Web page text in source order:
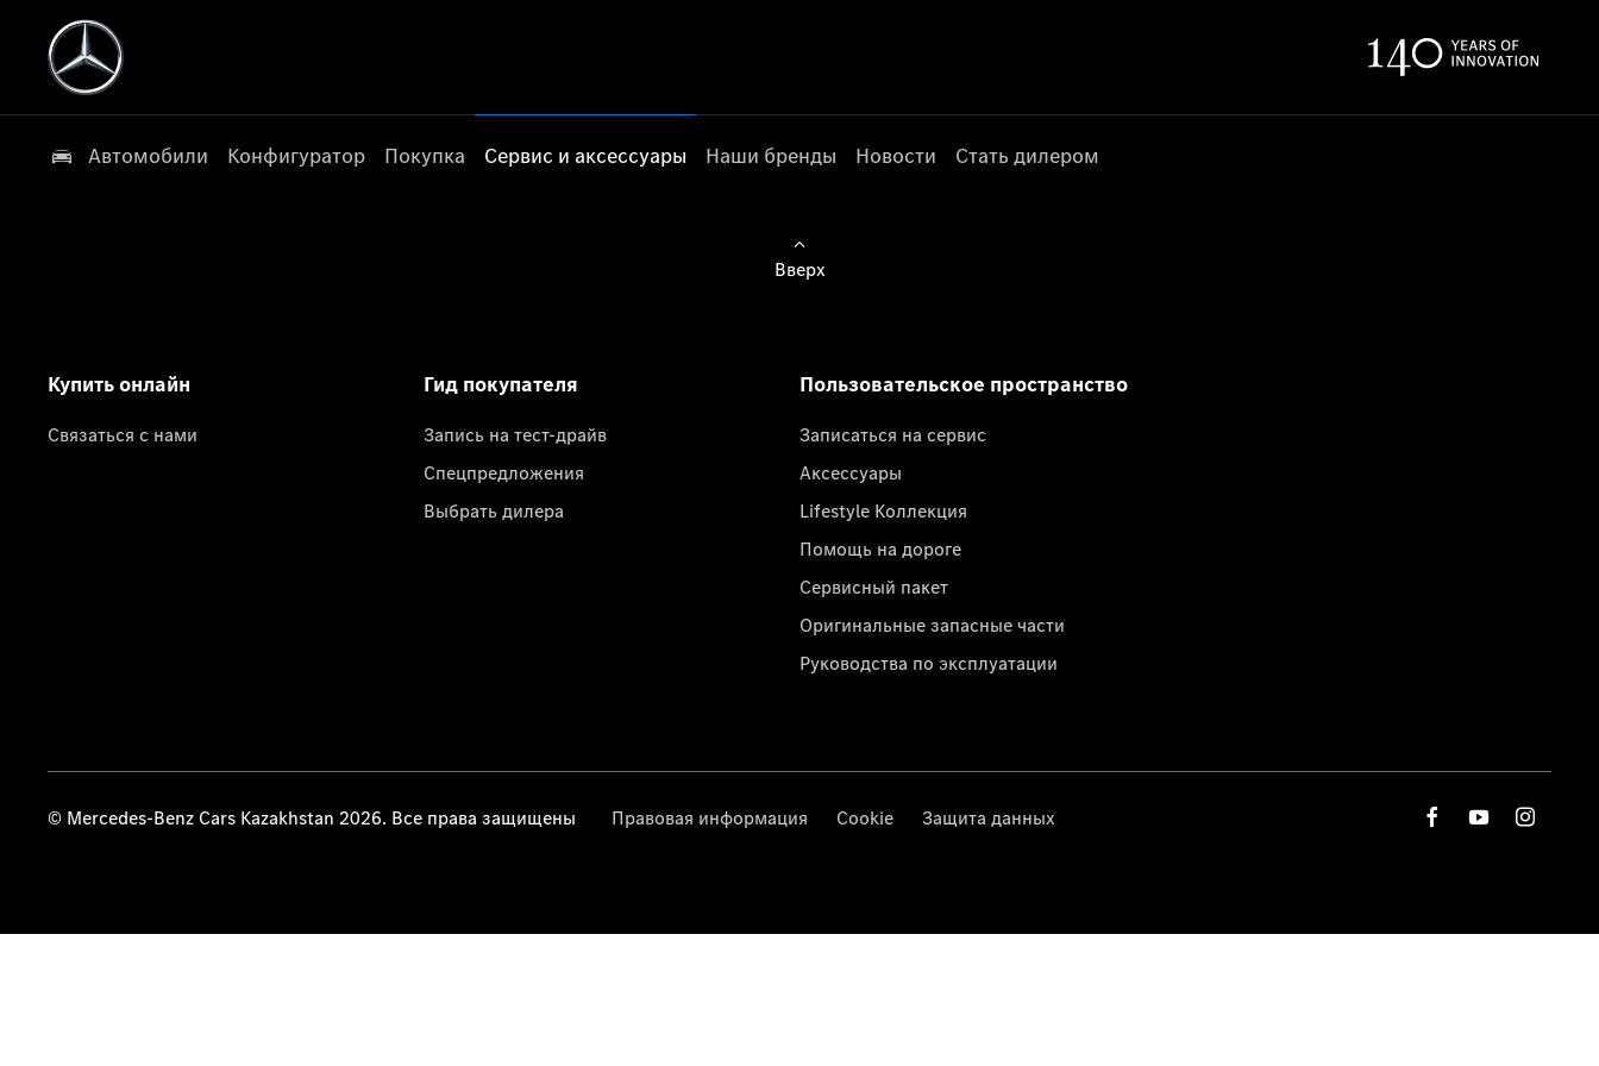
Автомобили Конфигуратор Покупка Сервис и аксессуары Наши бренды Новости Стать дилером
Вверх
Купить онлайн
Связаться с нами
Гид покупателя
Запись на тест-драйв
Спецпредложения
Выбрать дилера
Пользовательское пространство
Записаться на сервис
Аксессуары
Lifestyle Коллекция
Помощь на дороге
Сервисный пакет
Оригинальные запасные части
Руководства по эксплуатации
© Mercedes-Benz Cars Kazakhstan 2026. Все права защищены Правовая информация Cookie Защита данных